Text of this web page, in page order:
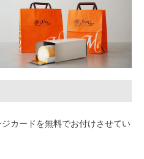
カードを無料でお付けさせてい